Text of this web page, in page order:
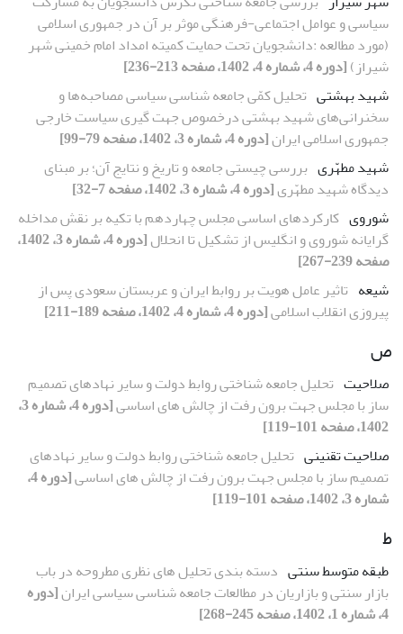
سیاسی و عوامل اجتماعی-فرهنگی موثر بر آن در جمهوری اسلامی
(مورد مطالعه :دانشجویان تحت حمایت کمیته امداد امام خمینی شهر
شیراز)[دوره 4، شماره 4، 1402، صفحه 213-236]
شهید بهشتی تحلیل کمّی جامعه شناسی سیاسی مصاحبه‌ها و
سخنرانی‌های شهید بهشتی درخصوص جهت گیری سیاست خارجی
جمهوری اسلامی ایران[دوره 4، شماره 3، 1402، صفحه 79-99]
شهید مطهّری بررسی چیستی جامعه و تاریخ و نتایج آن؛ بر مبنای
دیدگاه شهید مطهّری[دوره 4، شماره 3، 1402، صفحه 7-32]
شوروی کارکردهای اساسی مجلس چهاردهم با تکیه بر نقش مداخله
گرایانه شوروی و انگلیس از تشکیل تا انحلال
[دوره 4، شماره 3، 1402،
صفحه 239-267]
شیعه تاثیر عامل هویت بر روابط ایران و عربستان سعودی پس از
پیروزی انقلاب اسلامی[دوره 4، شماره 4، 1402، صفحه 189-211]
ص
صلاحیت تحلیل جامعه شناختی روابط دولت و سایر نهادهای تصمیم
ساز با مجلس جهت برون رفت از چالش های اساسی
[دوره 4، شماره 3،
1402، صفحه 101-119]
صلاحیت تقنینی تحلیل جامعه شناختی روابط دولت و سایر نهادهای
تصمیم ساز با مجلس جهت برون رفت از چالش های اساسی
[دوره 4،
شماره 3، 1402، صفحه 101-119]
ط
طبقه متوسط سنتی دسته بندی تحلیل های نظری مطروحه در باب
بازار سنتی و بازاریان در مطالعات جامعه شناسی سیاسی ایران[دوره
4، شماره 1، 1402، صفحه 245-268]